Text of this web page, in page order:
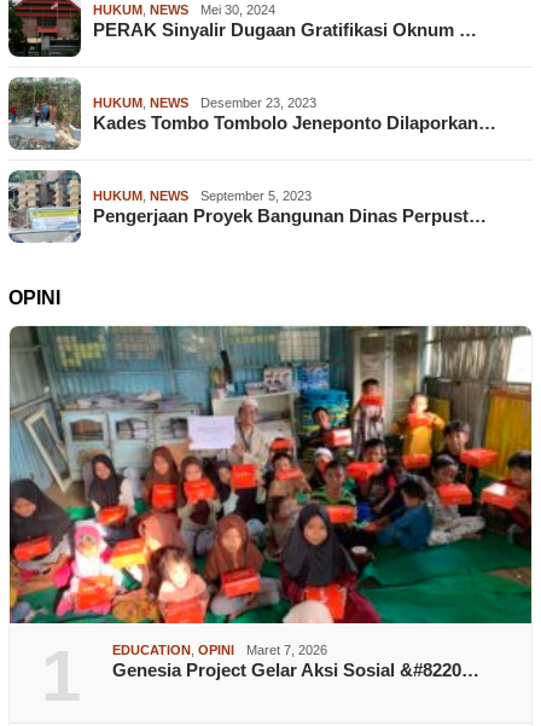
HUKUM NEWS Mei 30, 2024
PERAK Sinyalir Dugaan Gratifikasi Oknum …
HUKUM NEWS Desember 23, 2023
Kades Tombo Tombolo Jeneponto Dilaporkan…
HUKUM NEWS September 5, 2023
Pengerjaan Proyek Bangunan Dinas Perpust…
OPINI
1 EDUCATION OPINI Maret 7, 2026
Genesia Project Gelar Aksi Sosial &#8220…